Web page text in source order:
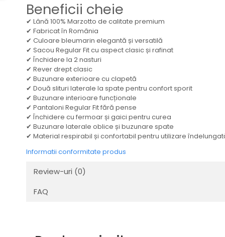
Beneficii cheie
✔ Lână 100% Marzotto de calitate premium
✔ Fabricat în România
✔ Culoare bleumarin elegantă și versatilă
✔ Sacou Regular Fit cu aspect clasic și rafinat
✔ Închidere la 2 nasturi
✔ Rever drept clasic
✔ Buzunare exterioare cu clapetă
✔ Două slituri laterale la spate pentru confort sporit
✔ Buzunare interioare funcționale
✔ Pantaloni Regular Fit fără pense
✔ Închidere cu fermoar și gaici pentru curea
✔ Buzunare laterale oblice și buzunare spate
✔ Material respirabil și confortabil pentru utilizare
Informatii conformitate produs
Review-uri (0)
FAQ